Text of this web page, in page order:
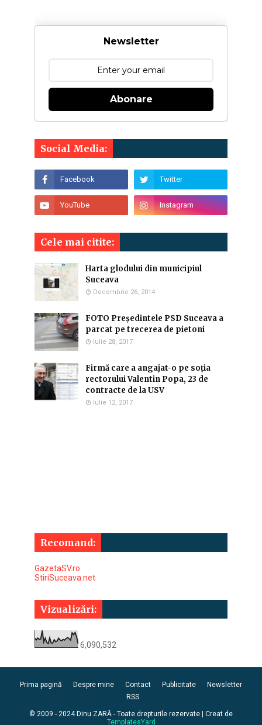
Newsletter
Abonare
Social Media:
Cele mai citite:
Harta glodului din municipiul
Suceava
Decembrie 26, 2014
FOTO Președintele PSD Suceava a
parcat pe trecerea de pietoni
Iulie 28, 2017
Firmă care a angajat-o pe soția
rectorului Valentin Popa, 23 de
contracte de la USV
Iulie 12, 2017
Recomand:
GazetaSV.ro
StiriSuceava.net
Vizualizări:
6,090,532
Prima pagină Despre mine Contact Publicitate
Newsletter
RSS
© 2009 - 2024 Dinu ZARĂ - Toate drepturile rezervate | Creat de
TemplatesYard